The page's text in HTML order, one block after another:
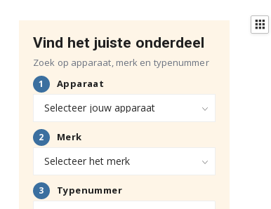
Vind het juiste onderdeel
Zoek op apparaat, merk en typenummer